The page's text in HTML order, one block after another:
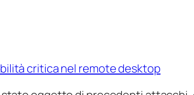
critica nel remote desktop